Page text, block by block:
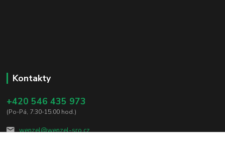
Kontakty
+420 546 435 973
(Po-Pá, 7:30-15:00 hod.)
wenzel@wenzel-sro.cz